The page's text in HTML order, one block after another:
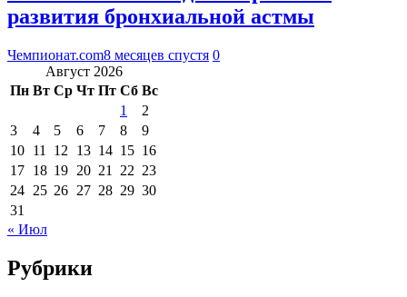
развития бронхиальной астмы
Чемпионат.com8 месяцев спустя 0
Август 2026
Пн Вт Ср Чт Пт Сб Вс
1
2
3
4 5 6 7 8
9
10 11 12 13 14 15 16
17 18 19 20 21 22 23
24 25 26 27 28 29 30
31
« Июл
Рубрики